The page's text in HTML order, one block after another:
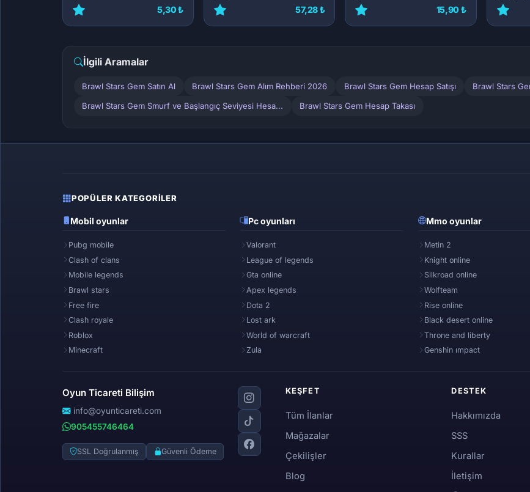
5,30 ₺ 57,28 ₺ 15,90 ₺
İlgili Aramalar
Brawl Stars Gem Satın Al Brawl Stars Gem Alım Rehberi 2026 Brawl Stars Gem Hesap Satışı Brawl Stars
Brawl Stars Gem Smurf ve Başlangıç Seviyesi Hesa... Brawl Stars Gem Hesap Takası
POPÜLER KATEGORILER
Mobil oyunlar
Pubg mobile
Clash of clans
Mobile legends
Brawl stars
Free fire
Clash royale
Roblox
Minecraft
Pc oyunları
Valorant
League of legends
Gta online
Apex legends
Dota 2
Lost ark
World of warcraft
Zula
Mmo oyunlar
Metin 2
Knight online
Silkroad online
Wolfteam
Rise online
Black desert online
Throne and liberty
Genshin ımpact
Oyun Ticareti Bilişim
info@oyunticareti.com
905455746464
SSL Doğrulanmış Güvenli Ödeme
KEŞFET
Tüm İlanlar
Mağazalar
Çekilişler
Blog
DESTEK
Hakkımızda
SSS
Kurallar
İletişim